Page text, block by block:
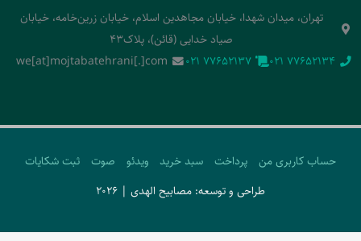
تهران، میدان شهدا، خیابان مجاهدین اسلام، خیابان زرین‌خامه، خیابان
صیاد خدایی (قائن)، پلاک43
‭021 77652134‬
‭021 77652137‬
we[at]mojtabatehrani[.]com
حساب کاربری من پرداخت سبد خرید ویدئو صوت
ثبت شکایات
طراحی و توسعه: مصابیح الهدی | 2026